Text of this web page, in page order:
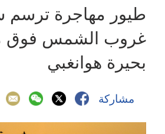
بحيرة هوانغبي
مشاركة